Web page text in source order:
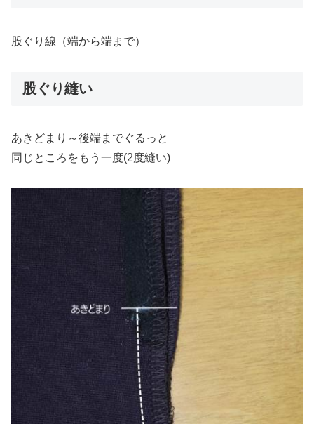
股ぐり線（端から端まで）
股ぐり縫い
あきどまり～後端までぐるっと
同じところをもう一度(2度縫い)